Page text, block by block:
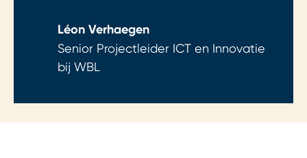
Léon Verhaegen
Senior Projectleider ICT en Innovatie
bij WBL